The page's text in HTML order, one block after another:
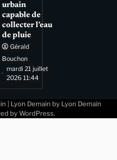
urbain
capable de
collecter l’eau
de pluie
Gérald
Bouchon
mardi 21 juillet
2026 11:44
| Lyon Demain by Lyon Demain
byWordPress.